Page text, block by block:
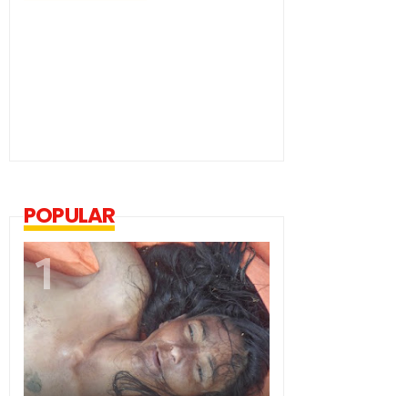
POPULAR